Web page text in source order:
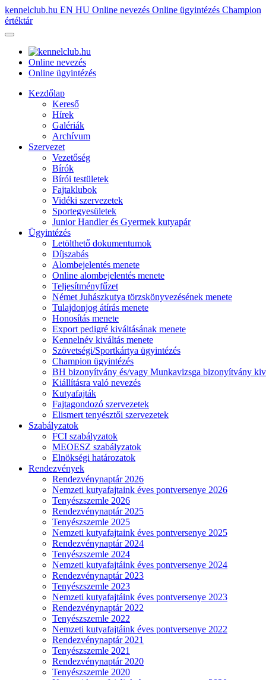
kennelclub.hu EN HU Online nevezés Online ügyintézés Champion
értéktár
Online nevezés
Online ügyintézés
Kezdőlap
Kereső
Hírek
Galériák
Archívum
Szervezet
Vezetőség
Bírók
Bírói testületek
Fajtaklubok
Vidéki szervezetek
Sportegyesületek
Junior Handler és Gyermek kutyapár
Ügyintézés
Letölthető dokumentumok
Díjszabás
Alombejelentés menete
Online alombejelentés menete
Teljesítményfűzet
Német Juhászkutya törzskönyvezésének menete
Tulajdonjog átírás menete
Honosítás menete
Export pedigré kiváltásának menete
Kennelnév kiváltás menete
Szövetségi/Sportkártya ügyintézés
Champion ügyintézés
BH bizonyítvány és/vagy Munkavizsga bizonyítvány
Kiállításra való nevezés
Kutyafajták
Fajtagondozó szervezetek
Elismert tenyésztői szervezetek
Szabályzatok
FCI szabályzatok
MEOESZ szabályzatok
Elnökségi határozatok
Rendezvények
Rendezvénynaptár 2026
Nemzeti kutyafajtaink éves pontversenye 2026
Tenyészszemle 2026
Rendezvénynaptár 2025
Tenyészszemle 2025
Nemzeti kutyafajtaink éves pontversenye 2025
Rendezvénynaptár 2024
Tenyészszemle 2024
Nemzeti kutyafajtáink éves pontversenye 2024
Rendezvénynaptár 2023
Tenyészszemle 2023
Nemzeti kutyafajtáink éves pontversenye 2023
Rendezvénynaptár 2022
Tenyészszemle 2022
Nemzeti kutyafajtáink éves pontversenye 2022
Rendezvénynaptár 2021
Tenyészszemle 2021
Rendezvénynaptár 2020
Tenyészszemle 2020